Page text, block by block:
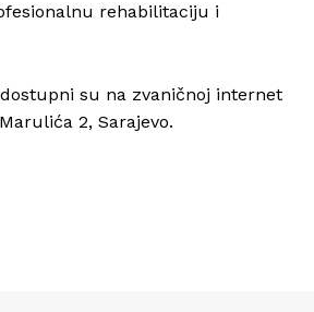
rehabilitaciju i
su na zvaničnoj internet
2, Sarajevo.